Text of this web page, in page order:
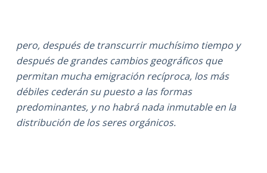
pero, después de transcurrir muchísimo tiempo y
después de grandes cambios geográficos que
permitan mucha emigración recíproca, los más
débiles cederán su puesto a las formas
predominantes, y no habrá nada inmutable en la
distribución de los seres orgánicos.